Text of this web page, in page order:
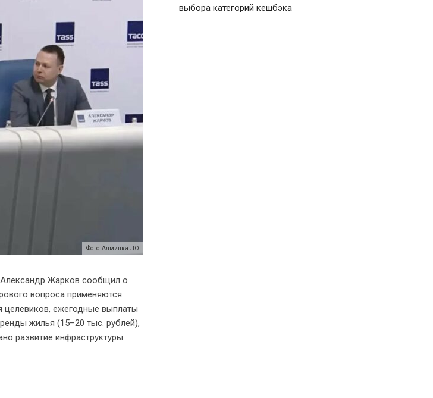
Фото: Админка ЛО
Жарков сообщил о
вопроса применяются
ежегодные выплаты
жилья (15–20 тыс. рублей),
развитие инфраструктуры
выбора категорий кешбэка